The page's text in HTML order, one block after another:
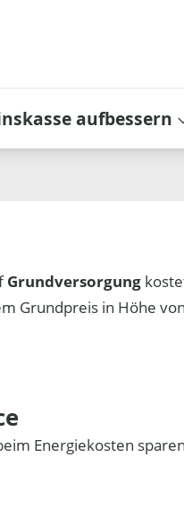
aufbessern
Grundversorgung
Grundpreis in Höhe von
Energiekosten